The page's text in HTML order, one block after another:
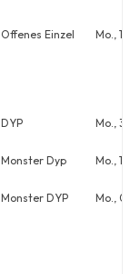
Offenes Einzel Mo.,
DYP Mo.,
Monster Dyp Mo.,
Monster DYP Mo.,